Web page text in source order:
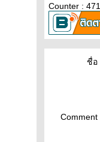
Counter :
ชื่อ
Comment